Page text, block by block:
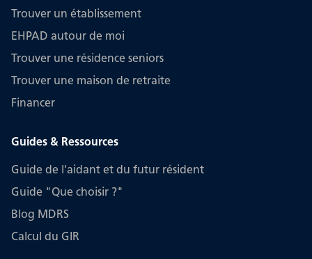
Trouver un établissement
EHPAD autour de moi
Trouver une résidence seniors
Trouver une maison de retraite
Financer
Guides & Ressources
Guide de l'aidant et du futur résident
Guide "Que choisir ?"
Blog MDRS
Calcul du GIR